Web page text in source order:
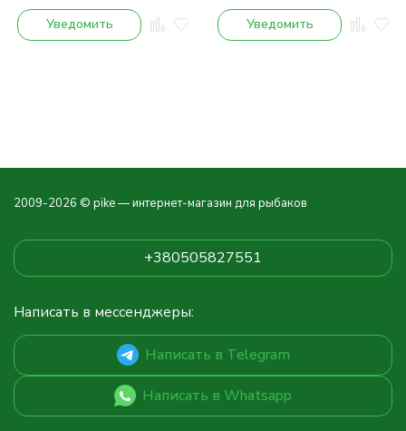
Уведомить Уведомить
2009-2026 © pike — интернет-магазин для рыбаков
+380505827551
Написать в мессенджеры:
Написать в Telegram
Написать в Whatsapp